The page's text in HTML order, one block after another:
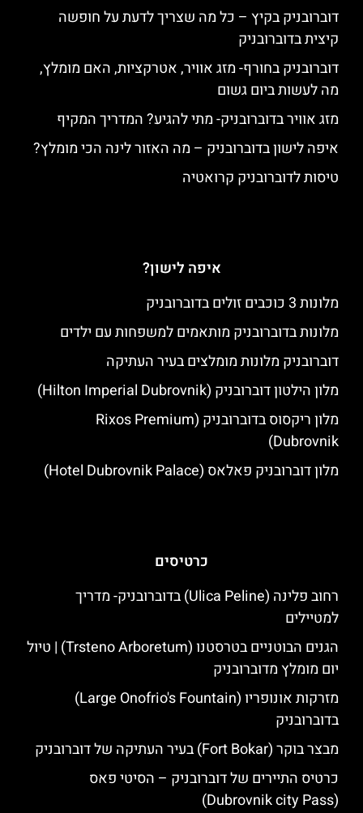
דוברובניק בקיץ – כל מה שצריך לדעת על חופשה
קיצית בדוברובניק
דוברובניק בחורף- מזג אוויר, אטרקציות, האם מומלץ,
מה לעשות ביום גשום
מזג אוויר בדוברובניק- מתי להגיע? המדריך המקיף
איפה לישון בדוברובניק – מה האזור לינה הכי מומלץ?
טיסות לדוברובניק קרואטיה
איפה לישון?
מלונות 3 כוכבים זולים בדוברובניק
מלונות בדוברובניק מותאמים למשפחות עם ילדים
דוברובניק מלונות מומלצים בעיר העתיקה
מלון הילטון דוברובניק (Hilton Imperial Dubrovnik)
מלון ריקסוס בדוברובניק (Rixos Premium
Dubrovnik)
מלון דוברובניק פאלאס (Hotel Dubrovnik Palace)
כרטיסים
רחוב פלינה (Ulica Peline) בדוברובניק- מדריך
למטיילים
הגנים הבוטניים בטרסטנו (Trsteno Arboretum) | טיול
יום מומלץ מדוברובניק
מזרקות אונופריו (Large Onofrio's Fountain)
בדוברובניק
מבצר בוקר (Fort Bokar) בעיר העתיקה של דוברובניק
כרטיס התיירים של דוברובניק – הסיטי פאס
(Dubrovnik city Pass)